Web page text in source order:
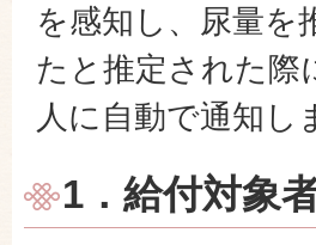
を感知し、尿量を
たと推定された際
人に自動で通知し
1．給付対象